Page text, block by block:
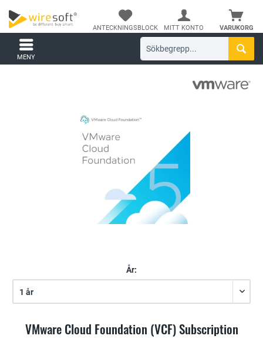
VARUKORG
ANTECKNINGSBLOCK MITT KONTO
MENY
VMware Cloud Foundation (VCF) Subscription
År: